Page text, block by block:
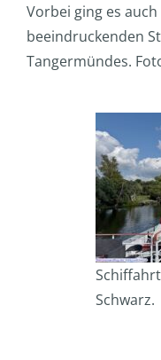
Vorbei ging es
beeindruckenden
Tangermündes.
Schwarz.